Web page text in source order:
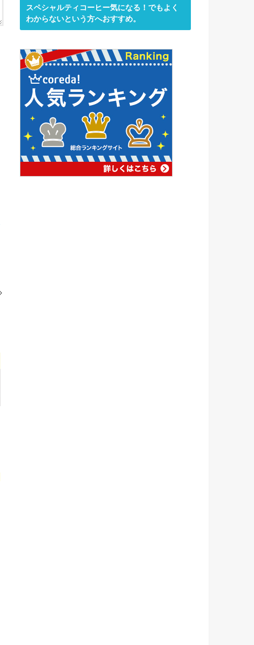
スペシャルティコーヒー気になる！でもよく
わからないという方へおすすめ。